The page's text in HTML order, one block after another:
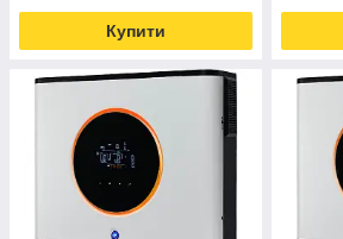
Купити